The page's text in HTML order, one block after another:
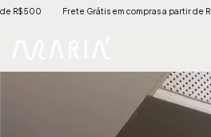
Frete Grátis em compras a partir de R$500